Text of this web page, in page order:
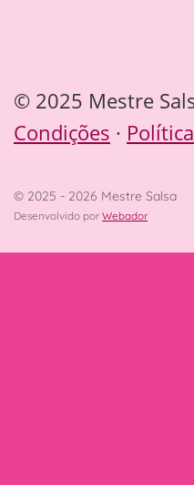
© 2025 Mestre
Condições ·
© 2025 - 2026 Mestre Salsa
Desenvolvido por Webador